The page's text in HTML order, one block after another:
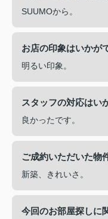
SUUMOから。
お店の印象はいかが
明るい印象。
スタッフの対応はい
良かったです。
ご成約いただいた物
新築、きれいさ。
今回のお部屋探しに